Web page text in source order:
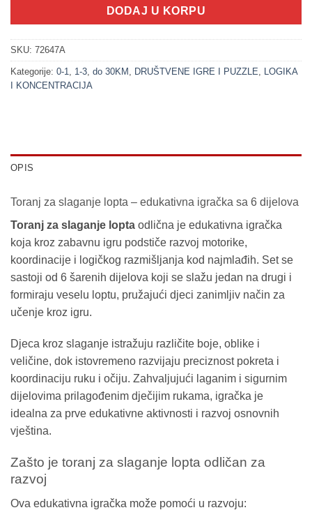
DODAJ U KORPU
SKU: 72647A
Kategorije: 0-1 1-3 do 30KM DRUŠTVENE IGRE I PUZZLE
LOGIKA
I KONCENTRACIJA
OPIS
Toranj za slaganje lopta – edukativna igračka sa 6 dijelova
Toranj za slaganje lopta odlična je edukativna igračka
koja kroz zabavnu igru podstiče razvoj motorike,
koordinacije i logičkog razmišljanja kod najmlađih. Set se
sastoji od 6 šarenih dijelova koji se slažu jedan na drugi i
formiraju veselu loptu, pružajući djeci zanimljiv način za
učenje kroz igru.
Djeca kroz slaganje istražuju različite boje, oblike i
veličine, dok istovremeno razvijaju preciznost pokreta i
koordinaciju ruku i očiju. Zahvaljujući laganim i sigurnim
dijelovima prilagođenim dječijim rukama, igračka je
idealna za prve edukativne aktivnosti i razvoj osnovnih
vještina.
Zašto je toranj za slaganje lopta odličan za
razvoj
Ova edukativna igračka može pomoći u razvoju: